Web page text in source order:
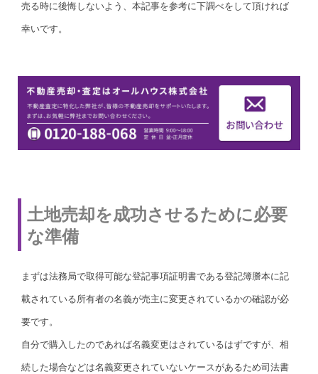
売る時に後悔しないよう、本記事を参考に下調べをして頂ければ
幸いです。
土地売却を成功させるために必要
な準備
まずは法務局で取得可能な登記事項証明書である登記簿謄本に記
載されている所有者の名義が売主に変更されているかの確認が必
要です。
自分で購入したのであれば名義変更はされているはずですが、相
続した場合などは名義変更されていないケースがあるため司法書